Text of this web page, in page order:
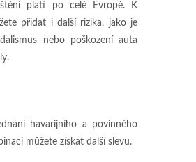
platí po celé Evropě. K
přidat i další rizika, jako je
nebo poškození auta
havarijního a povinného
můžete získat další slevu.